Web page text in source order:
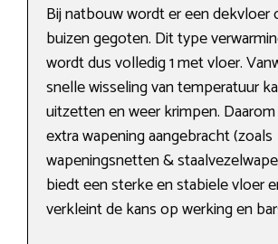
Bij natbouw wordt er een dekvloer
buizen gegoten. Dit type
wordt dus volledig 1 met vloer.
snelle wisseling van temperatuur
uitzetten en weer krimpen.
extra wapening aangebracht (zoals
wapeningsnetten &
biedt een sterke en stabiele vloer
verkleint de kans op werking en